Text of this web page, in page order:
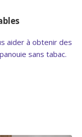
aider à obtenir des
sans tabac.